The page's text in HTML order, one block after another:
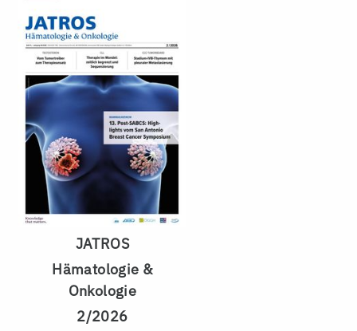
JATROS
Hämatologie &
Onkologie
2/2026